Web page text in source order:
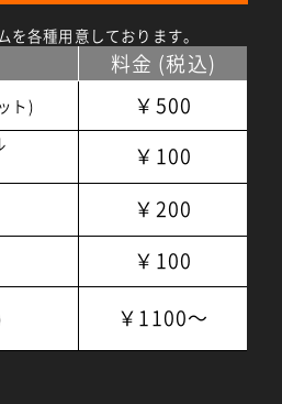
を各種用意しております。
料金 (税込)
ト) ￥500
￥100
￥200
￥100
￥1100～